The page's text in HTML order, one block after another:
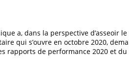
a, dans la perspective d’asseoir
qui s’ouvre en octobre 2020,
rapports de performance 2020 et